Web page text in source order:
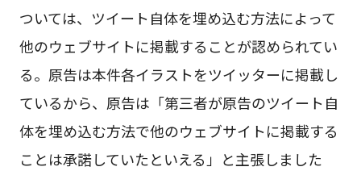
ついては、ツイート自体を埋め込む方法によって
他のウェブサイトに掲載することが認められてい
る。原告は本件各イラストをツイッターに掲載し
ているから、原告は「第三者が原告のツイート自
体を埋め込む方法で他のウェブサイトに掲載する
ことは承諾していたといえる」と主張しました